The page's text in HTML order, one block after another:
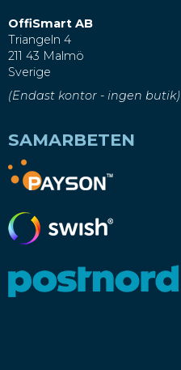
OffiSmart AB
Triangeln 4
211 43 Malmö
Sverige
(Endast kontor - ingen butik)
SAMARBETEN